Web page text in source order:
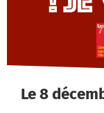
Le 8